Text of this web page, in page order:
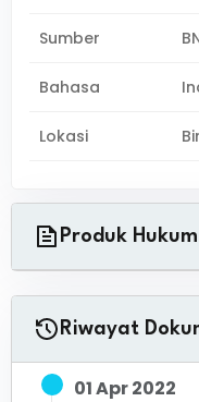
Sumber
Bahasa
Lokasi
Produk
Riwayat
01 Apr 2022